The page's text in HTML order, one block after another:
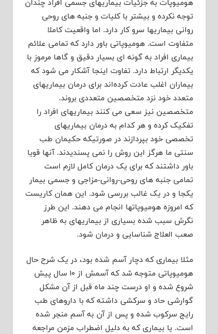
هومیوپات به جزئیات بیماریهای جسمی افراد چندان
توجه نکرده و بیشتر با کلیات و جنبه های روحی
روانی بیماریها سرو کار دارد. اما واقعیت کاملا
متفاوت است. هومیوپاتی باور دارد که تمامی علائم
بیماری افراد به گونه ای بسیار دقیق و گاها مرموز با
یکدیگر ارتباط دارد. تفاوت اینجا آشکار می شود که
بیماران اغلب عادت کرده‌اند برای درمان بیماریهای
متعدد خود نزد متخصصین متعددی بروند.
متخصصین نیز سعی می کنند بیماریهای افراد را
تفکیک کرده و هر کدام به درمان بیماریهای
تخصصی خود بپردازند در صورتیکه حکیمان طب
سنتی ما هرگز این روش را نمی پسندیدند. آنها قویا
باور داشتند که برای یک درمان کامل لازم است
تمامی جنبه های روحی-روانی-مزاجی و جسمی بیمار
یکجا و در یک غالب بررسی شود. این همان کاریست
که امروزه هومیوپاتها انجام می دهند. این طرز
نگرش سبب شده بسیاری از بیماریهای به ظاهر
صعب العلاج شناسایی و درمان شود.
مثلا بیماری که دچار آسم شده بود، در یک شرح حال
هومیوپاتی متوجه شد که آسمش از ۱۰ سال پیش
شروع شده و او درست چند ماه قبل از آن مشکل
گوارشی حاد و سرکشی داشته که با داروهای طب
رایج سرکوب شده و پس از آن به آسم منجر شده
است. یا بیماری که به دلیل اضطراب مزمن مراجعه